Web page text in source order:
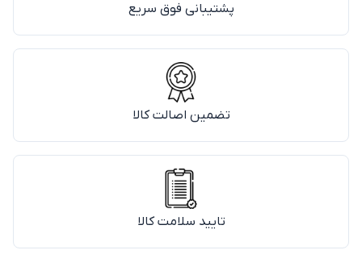
پشتیبانی فوق سریع
تضمین اصالت کالا
تایید سلامت کالا